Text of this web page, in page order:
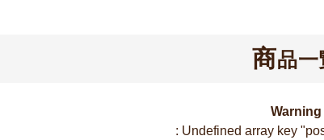
商品一
Warning
: Undefined array key